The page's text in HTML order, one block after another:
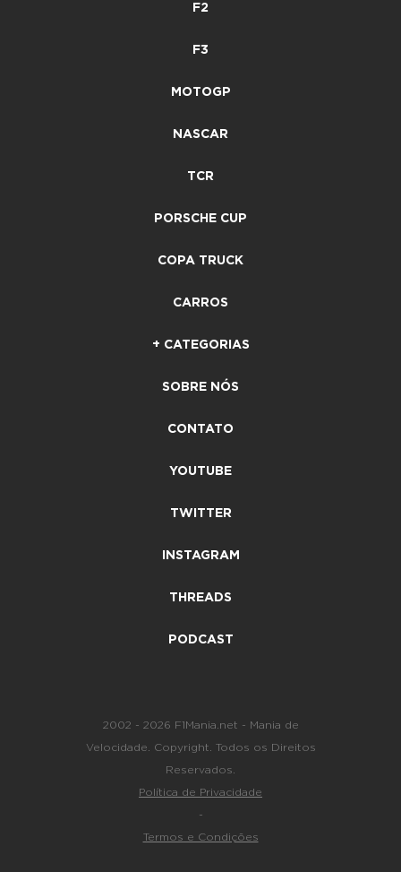
F2
F3
MOTOGP
NASCAR
TCR
PORSCHE CUP
COPA TRUCK
CARROS
+ CATEGORIAS
SOBRE NÓS
CONTATO
YOUTUBE
TWITTER
INSTAGRAM
THREADS
PODCAST
2002 - 2026 F1Mania.net - Mania de
Velocidade. Copyright. Todos os Direitos
Reservados.
Política de Privacidade
-
Termos e Condições